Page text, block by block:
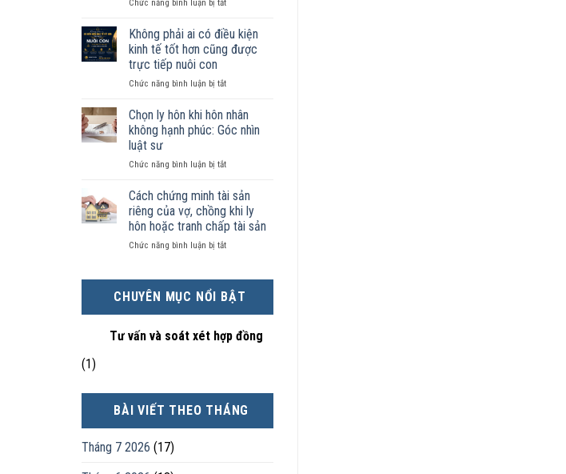
vợ
trong
trường
hợp
được
luật
công
hôn
thực
tế?
Chức năng bình luận bị tắt
chung
như
vợ
không
ký
kết
hôn
tài
chia
như
nào?
Không phải ai có điều kiện
kinh tế tốt hơn cũng được
trực tiếp nuôi con
Chức năng bình luận bị tắtở
phải
ai
có
kiện
tế
tốt
hơn
cũng
được
con
Chọn ly hôn khi hôn nhân
không hạnh phúc: Góc nhìn
luật sư
Chức năng bình luận bị tắtở
ly
hôn
khi
hôn
nhân
Góc
nhìn
sư
Cách chứng minh tài sản
riêng của vợ, chồng khi ly
hôn hoặc tranh chấp tài sản
Chức năng bình luận bị tắtở
tài
của
ly
hôn
CHUYÊN MỤC NỔI BẬT
Tư vấn và soát xét hợp đồng
(1)
BÀI VIẾT THEO THÁNG
Tháng 7 2026 (17)